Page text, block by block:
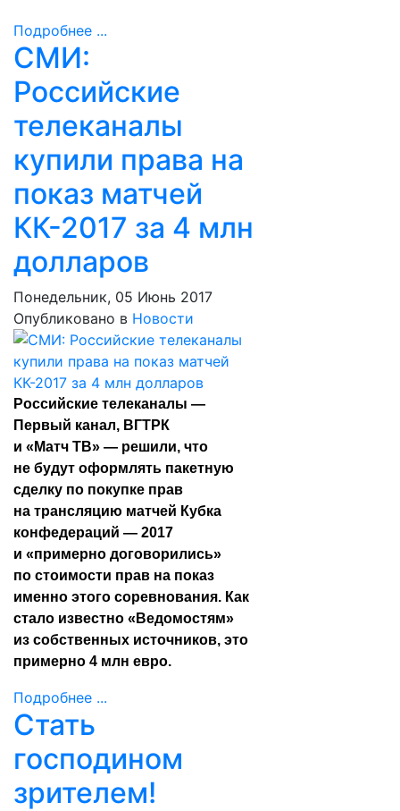
Подробнее ...
СМИ:
Российские
телеканалы
купили права на
показ матчей
КК-2017 за 4 млн
долларов
Понедельник, 05 Июнь 2017
Опубликовано в Новости
Российские телеканалы —
Первый канал, ВГТРК
и «Матч ТВ» — решили, что
не будут оформлять пакетную
сделку по покупке прав
на трансляцию матчей Кубка
конфедераций ― 2017
и «примерно договорились»
по стоимости прав на показ
именно этого соревнования. Как
стало известно « Ведомостям»
из собственных источников, это
примерно 4 млн евро.
Подробнее ...
Стать
господином
зрителем!